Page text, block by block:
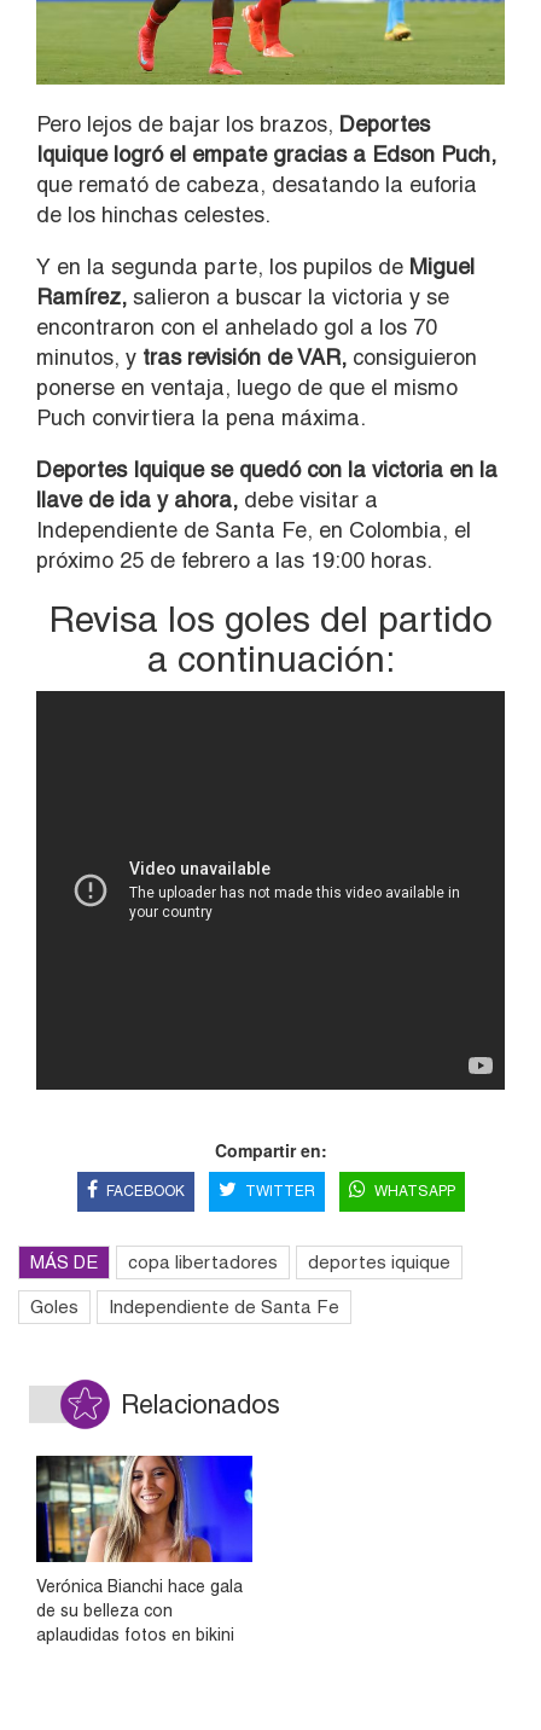
Pero lejos de bajar los brazos, Deportes
Iquique logró el empate gracias a Edson Puch,
que remató de cabeza, desatando la euforia
de los hinchas celestes.
Y en la segunda parte, los pupilos de Miguel
Ramírez, salieron a buscar la victoria y se
encontraron con el anhelado gol a los 70
minutos, y tras revisión de VAR, consiguieron
ponerse en ventaja, luego de que el mismo
Puch convirtiera la pena máxima.
Deportes Iquique se quedó con la victoria en la
llave de ida y ahora, debe visitar a
Independiente de Santa Fe, en Colombia, el
próximo 25 de febrero a las 19:00 horas.
Revisa los goles del partido
a continuación:
Compartir en:
FACEBOOK TWITTER WHATSAPP
MÁS DE copa libertadores deportes iquique
Goles Independiente de Santa Fe
Relacionados
Verónica Bianchi hace gala
de su belleza con
aplaudidas fotos en bikini